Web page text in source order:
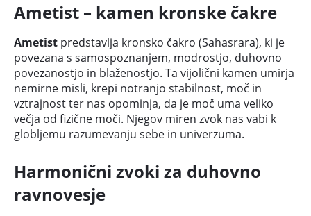
Ametist – kamen kronske čakre
Ametist predstavlja kronsko čakro (Sahasrara), ki je
povezana s samospoznanjem, modrostjo, duhovno
povezanostjo in blaženostjo. Ta vijolični kamen umirja
nemirne misli, krepi notranjo stabilnost, moč in
vztrajnost ter nas opominja, da je moč uma veliko
večja od fizične moči. Njegov miren zvok nas vabi k
globljemu razumevanju sebe in univerzuma.
Harmonični zvoki za duhovno
ravnovesje